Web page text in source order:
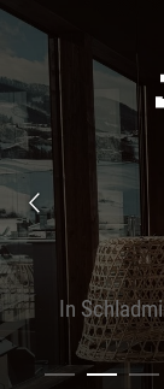
In